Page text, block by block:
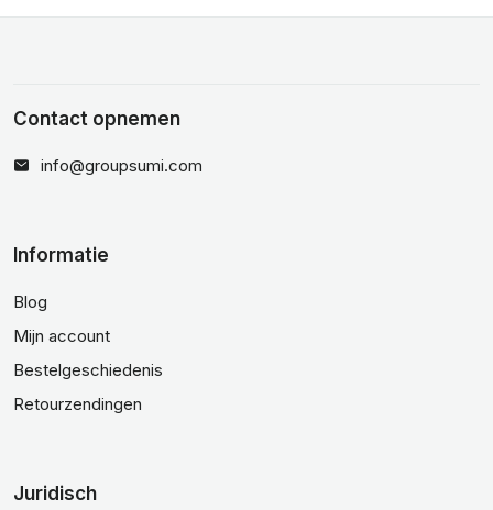
Contact opnemen
info@groupsumi.com
Informatie
Blog
Mijn account
Bestelgeschiedenis
Retourzendingen
Juridisch